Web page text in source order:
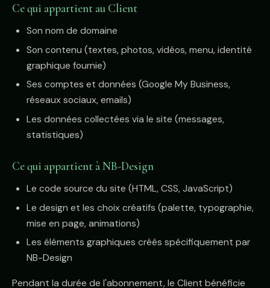
Ce qui appartient au Client
Son nom de domaine
Son contenu (textes, photos, vidéos, menu, identité
graphique fournie)
Ses comptes et données (Google My Business,
réseaux sociaux, emails)
Les données collectées via le site (messages,
statistiques)
Ce qui appartient à NB-Design
Le code source du site (HTML, CSS, JavaScript)
Le design et les choix créatifs (palette, typographie,
mise en page, animations)
Les éléments graphiques créés spécifiquement par
NB-Design
Pendant la durée de l'abonnement, le Client bénéficie